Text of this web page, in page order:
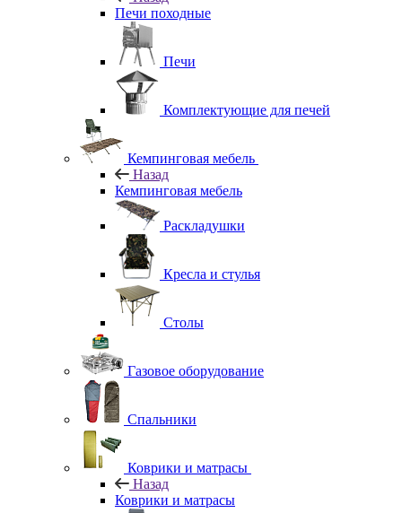
Печи походные
Печи
Комплектующие для печей
Кемпинговая мебель
Назад
Кемпинговая мебель
Раскладушки
Кресла и стулья
Столы
Газовое оборудование
Спальники
Коврики и матрасы
Назад
Коврики и матрасы